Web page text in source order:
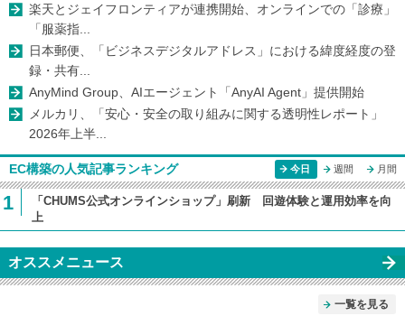
楽天とジェイフロンティアが連携開始、オンラインでの「診療」
「服薬指...
日本郵便、「ビジネスデジタルアドレス」における緯度経度の登
録・共有...
AnyMind Group、AIエージェント「AnyAI Agent」提供開始
メルカリ、「安心・安全の取り組みに関する透明性レポート」
2026年上半...
EC構築の人気記事ランキング 今日 週間 月間
1
「CHUMS公式オンラインショップ」刷新 回遊体験と運用効率を向
上
オススメニュース
一覧を見る